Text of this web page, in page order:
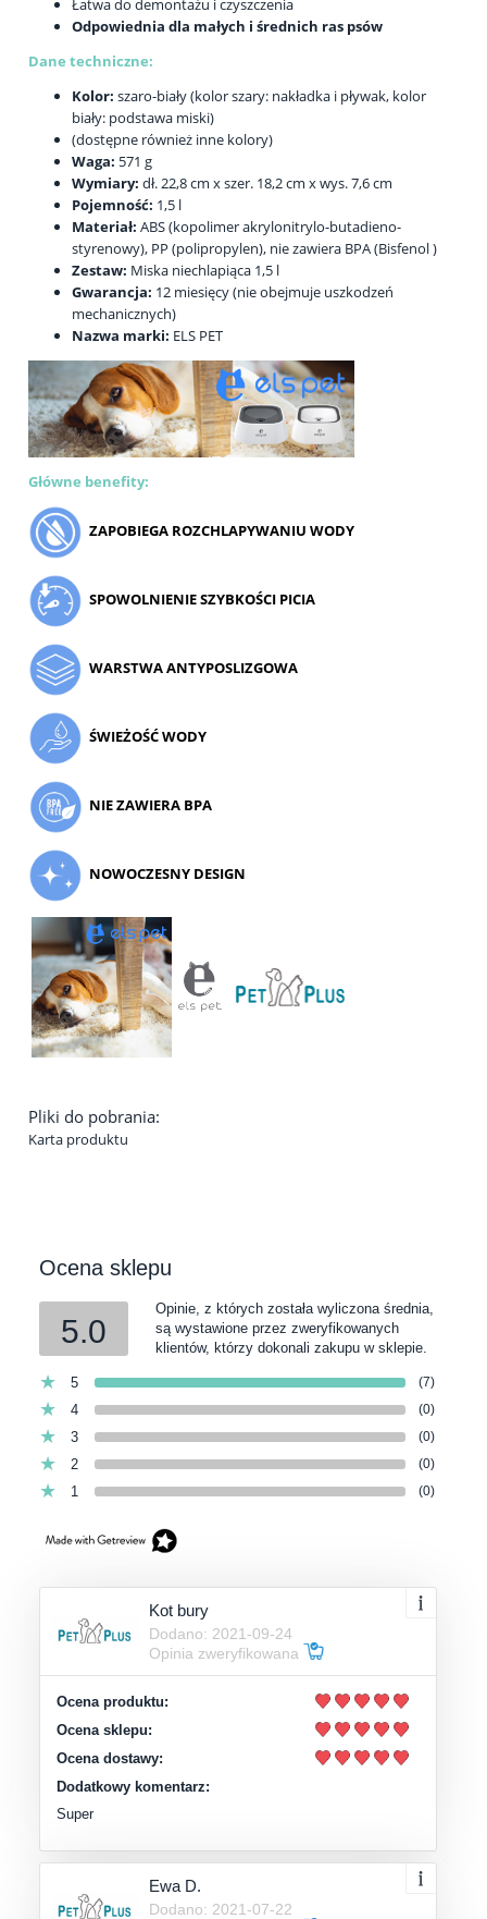
Odpowiednia dla małych i średnich ras psów
Dane techniczne:
Kolor: szaro-biały (kolorszary: nakładka i pływak, kolor
biały: podstawa miski)
(dostępne również inne kolory)
Waga: 571 g
Wymiary: dł. 22,8 cm x szer. 18,2 cm x wys. 7,6 cm
Pojemność: 1,5 l
Materiał: ABS (kopolimer akrylonitrylo-butadieno-
styrenowy), PP (polipropylen), nie zawiera BPA (Bisfenol )
Zestaw: Miska niechlapiąca 1,5 l
Gwarancja: 12 miesięcy (nie obejmuje uszkodzeń
mechanicznych)
Nazwa marki: ELS PET
Główne benefity:
ZAPOBIEGA ROZCHLAPYWANIU WODY
SPOWOLNIENIE SZYBKOŚCI PICIA
WARSTWA ANTYPOSLIZGOWA
ŚWIEŻOŚĆ WODY
NIE ZAWIERA BPA
NOWOCZESNY DESIGN
Pliki do pobrania:
Karta produktu
Ocena sklepu
5.0
Opinie, z których została wyliczona średnia,
są wystawione przez zweryfikowanych
klientów, którzy dokonali zakupu w sklepie.
5 (7)
4 (0)
3 (0)
2 (0)
1 (0)
Kot bury
Dodano: 2021-09-24
Opinia zweryfikowana
Ocena produktu:
Ocena sklepu:
Ocena dostawy:
Dodatkowy komentarz:
Super
Ewa D.
Dodano: 2021-07-22